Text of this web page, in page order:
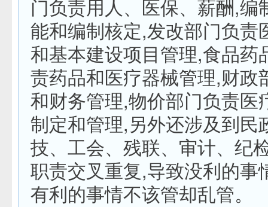
门负责用人、医保、薪酬,编
能和编制核定,发改部门负责
和基本建设项目管理,食品药
责药品和医疗器械管理,财政
和财务管理,物价部门负责医
制定和管理,另外还涉及到民
技、工会、残联、审计、纪
职责交叉重复,导致没利的事
有利的事情不该管却乱管。